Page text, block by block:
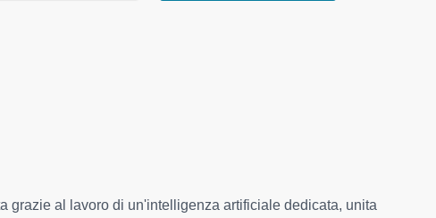
grazie al lavoro di un'intelligenza artificiale dedicata, unita